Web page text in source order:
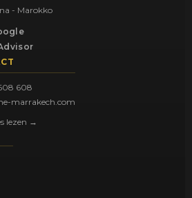
- Marokko
608
marrakech.com
lezen →